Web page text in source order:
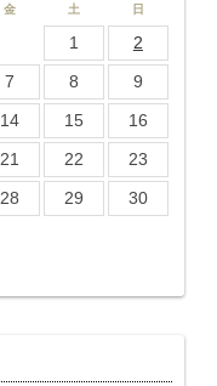
金 土 日
1
2
7 8
9
14 15
16
21 22
23
28 29
30